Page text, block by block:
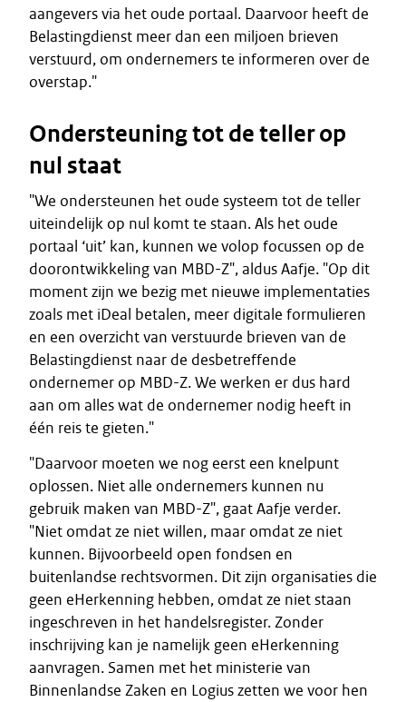
aangevers via het oude portaal. Daarvoor heeft de
Belastingdienst meer dan een miljoen brieven
verstuurd, om ondernemers te informeren over de
overstap."
Ondersteuning tot de teller op
nul staat
"We ondersteunen het oude systeem tot de teller
uiteindelijk op nul komt te staan. Als het oude
portaal ‘uit’ kan, kunnen we volop focussen op de
doorontwikkeling van MBD-Z", aldus Aafje. "Op dit
moment zijn we bezig met nieuwe implementaties
zoals met iDeal betalen, meer digitale formulieren
en een overzicht van verstuurde brieven van de
Belastingdienst naar de desbetreffende
ondernemer op MBD-Z. We werken er dus hard
aan om alles wat de ondernemer nodig heeft in
één reis te gieten."
"Daarvoor moeten we nog eerst een knelpunt
oplossen. Niet alle ondernemers kunnen nu
gebruik maken van MBD-Z", gaat Aafje verder.
"Niet omdat ze niet willen, maar omdat ze niet
kunnen. Bijvoorbeeld open fondsen en
buitenlandse rechtsvormen. Dit zijn organisaties die
geen eHerkenning hebben, omdat ze niet staan
ingeschreven in het handelsregister. Zonder
inschrijving kan je namelijk geen eHerkenning
aanvragen. Samen met het ministerie van
Binnenlandse Zaken en Logius zetten we voor hen